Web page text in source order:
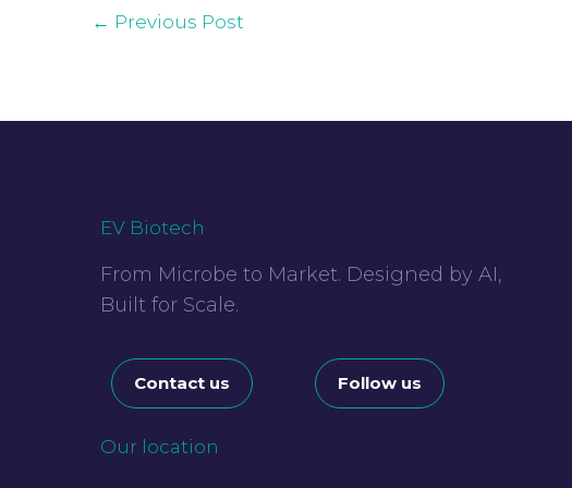
← Previous Post
EV Biotech
From Microbe to Market. Designed by AI,
Built for Scale.
Contact us Follow us
Our location